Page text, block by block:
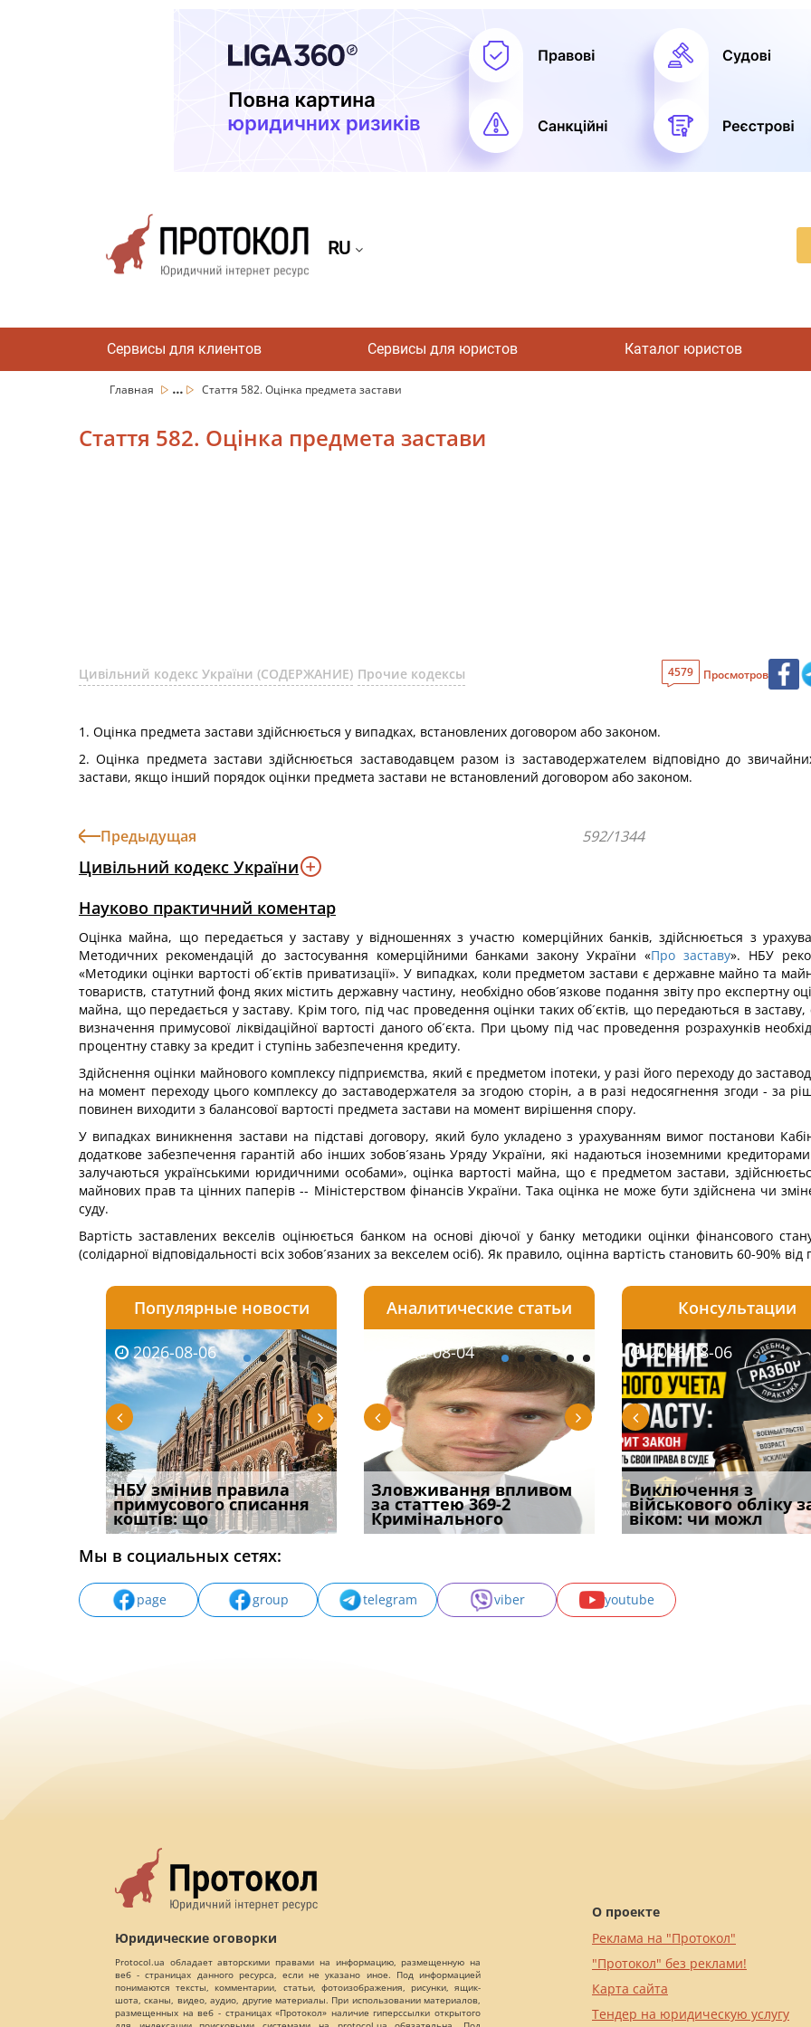
RU
Сервисы для клиентов Сервисы для юристов Каталог юристов
Главная ... Стаття 582. Оцінка предмета застави
Стаття 582. Оцінка предмета застави
Цивільний кодекс України (СОДЕРЖАНИЕ) Прочие кодексы 4579 Просмотров
1. Оцінка предмета застави здійснюється у випадках, встановлених договором або законом.
2. Оцінка предмета застави здійснюється заставодавцем разом із заставодержателем відповідно до
застави, якщо інший порядок оцінки предмета застави не встановлений договором або законом.
Предыдущая 592/1344
Цивільний кодекс України
Науково практичний коментар
Оцінка майна, що передається у заставу у відношеннях з участю комерційних банків, здійснюється з
Методичних рекомендацій до застосування комерційними банками закону України «Про заставу». НБУ
«Методики оцінки вартості об´єктів приватизації». У випадках, коли предметом застави є державне майно та
товариств, статутний фонд яких містить державну частину, необхідно обов´язкове подання звіту про експертну
майна, що передається у заставу. Крім того, під час проведення оцінки таких об´єктів, що передаються в заставу,
визначення примусової ліквідаційної вартості даного об´єкта. При цьому під час проведення розрахунків
процентну ставку за кредит і ступінь забезпечення кредиту.
Здійснення оцінки майнового комплексу підприємства, який є предметом іпотеки, у разі його переходу до
на момент переходу цього комплексу до заставодержателя за згодою сторін, а в разі недосягнення згоди - за
повинен виходити з балансової вартості предмета застави на момент вирішення спору.
У випадках виникнення застави на підставі договору, який було укладено з урахуванням вимог постанови
додаткове забезпечення гарантій або інших зобов´язань Уряду України, які надаються іноземними
залучаються українськими юридичними особами», оцінка вартості майна, що є предметом застави,
майнових прав та цінних паперів -- Міністерством фінансів України. Така оцінка не може бути здійснена чи
суду.
Вартість заставлених векселів оцінюється банком на основі діючої у банку методики оцінки фінансового
(солідарної відповідальності всіх зобов´язаних за векселем осіб). Як правило, оцінна вартість становить 60-90% від
Популярные новости
2026-08-06
НБУ змінив правила
примусового списання
коштів: що
2026-08-06
Якщо суд встановив для
відшкодування шкоди
наявніс
2026-08-06
Документи, на яких не
проставляється
апостиль: пер
Аналитические статьи
2026-08-03
Водії можуть отримати
компенсацію за
незаконні дії
2026-08-04
Зловживання впливом
за статтею 369-2
Кримінального
2026-08-04
Переоформлення
відстрочки за іншою
підставою: нов
Консультации
2026-08-05
Особливості захисту у
кримінальному
провадженні: я
2026-08-06
Виключення з
військового обліку
віком: чи можл
2026-07-30
Восьмий ААС
підтвердив, що
може скас
Мы в социальных сетях:
page group telegram viber youtube
Юридические оговорки
Protocol.ua обладает авторскими правами на информацию, размещенную на
веб - страницах данного ресурса, если не указано иное. Под информацией
понимаются тексты, комментарии, статьи, фотоизображения, рисунки, ящик-
шота, сканы, видео, аудио, другие материалы. При использовании материалов,
размещенных на веб - страницах «Протокол» наличие гиперссылки открытого
О проекте
Реклама на "Протокол"
"Протокол" без реклами!
Карта сайта
Тендер на юридическую услугу